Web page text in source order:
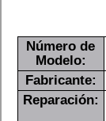
Número de
Modelo:
Fabricante:
Reparación: